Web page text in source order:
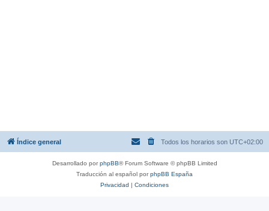
Índice general Todos los horarios son UTC+02:00
Desarrollado porphpBB® Forum Software © phpBB Limited
Traducción al español porphpBB España
Privacidad | Condiciones